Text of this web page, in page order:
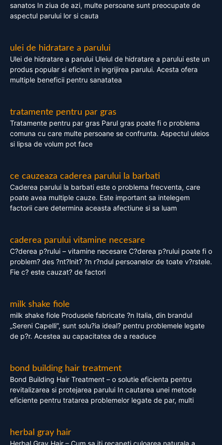
sanatos In ziua de azi, multe persoane sunt preocupate de
aspectul parului lor si cauta
ulei de hidratare a parului
Ulei de hidratare a parului Uleiul de hidratare a parului este un
produs popular si eficient in ingrijirea parului. Acesta ofera
multiple beneficii pentru sanatatea
tratamente pentru par gras
Tratamente pentru par gras Parul gras poate fi o problema
comuna cu care multe persoane se confrunta. Aspectul uleios
si lipsa de volum pot face
ce cauzeaza caderea parului la barbati
Caderea parului la barbati este o problema frecventa, care
poate avea multiple cauze. Este important sa intelegem
factorii care determina aceasta afectiune si sa luam
caderea parului vitamine necesare
C?derea p?rului – vitamine necesare C?derea p?rului poate fi o
problem? des ?nt?lnit? ?n r?ndul persoanelor de toate v?rstele.
Fie c? este cauzat? de factori
milk shake fiole
milk shake fiole Produsele fabricate ?n Italia, din brandul
„Sereni Capelli”, sunt solu?ia ideal? pentru problemele legate
de p?r. Acestea au capacitatea de a readuce
bond building hair treatment
Bond Building Hair Treatment – o solutie eficienta pentru
revitalizarea si protejarea parului In cautarea unei metode
eficiente pentru tratarea problemelor legate de par, multi
herbal gray hair